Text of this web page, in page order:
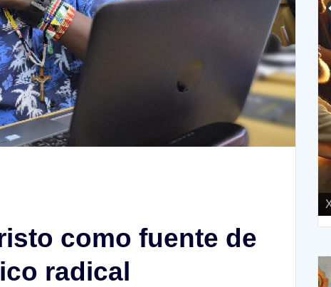
como fuente de
radical
XIII Domingo ordinario. Año A